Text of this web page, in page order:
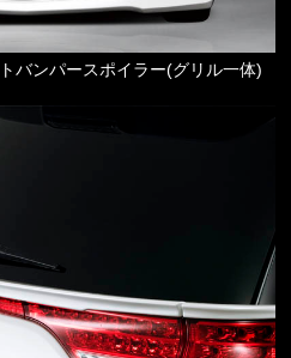
バンパースポイラー(グリル一体)